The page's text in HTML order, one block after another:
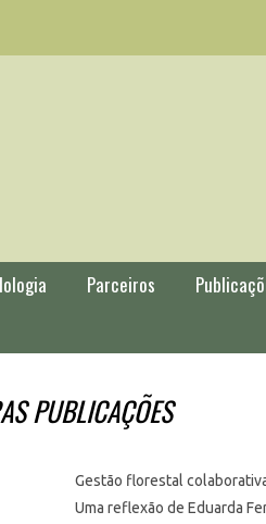
Parceiros
PUBLICAÇÕES
Gestão florestal
Uma reflexão de Eduarda